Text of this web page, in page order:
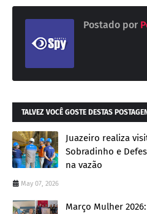
Postado por
TALVEZ VOCÊ GOSTE DESTAS
Juazeiro realiza
Sobradinho e
na vazão
May 07, 2026
Março Mulher